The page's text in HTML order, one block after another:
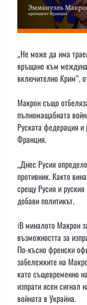
„Не може да има
връщане към
включително Крим“,
Макрон също
пълномащабната
Руската федерация
Франция.
„Днес Русия
противник. Както
срещу Русия и
добави политикът.
ℹ️В миналото Макрон
възможността за
По-късно френски
забележките на
като същевременно
изпрати ясен сигнал
войната в Украйна.